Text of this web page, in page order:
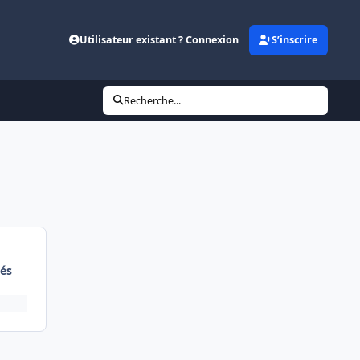
Utilisateur existant ? Connexion S’inscrire
Recherche...